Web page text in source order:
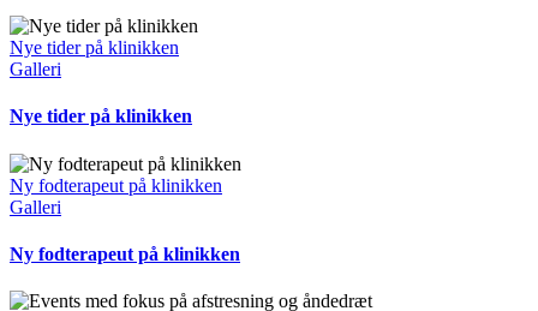
Nye tider på klinikken
Galleri
Nye tider på klinikken
Ny fodterapeut på klinikken
Galleri
Ny fodterapeut på klinikken